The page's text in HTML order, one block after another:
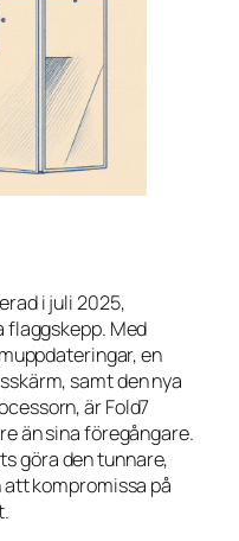
i juli 2025,
flaggskepp. Med
en
samt den nya
är Fold7
än sina föregångare.
göra den tunnare,
kompromissa på